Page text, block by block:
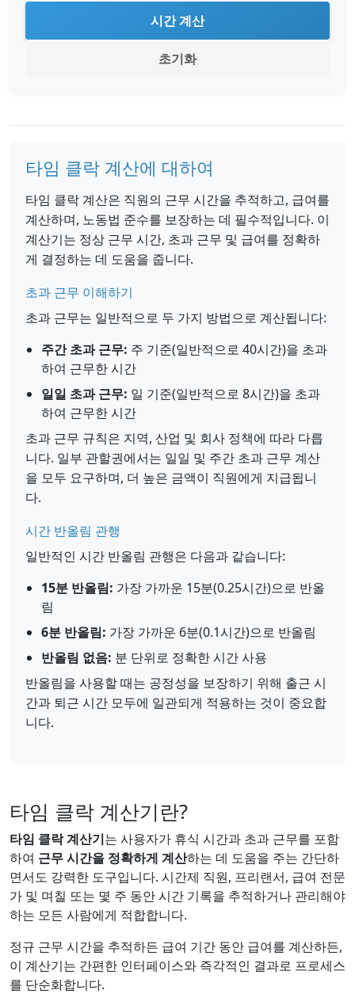
시간 계산
초기화
타임 클락 계산에 대하여
타임 클락 계산은 직원의 근무 시간을 추적하고, 급여를
계산하며, 노동법 준수를 보장하는 데 필수적입니다. 이
계산기는 정상 근무 시간, 초과 근무 및 급여를 정확하
게 결정하는 데 도움을 줍니다.
초과 근무 이해하기
초과 근무는 일반적으로 두 가지 방법으로 계산됩니다:
주간 초과 근무: 주 기준(일반적으로 40시간)을 초과
하여 근무한 시간
일일 초과 근무: 일 기준(일반적으로 8시간)을 초과
하여 근무한 시간
초과 근무 규칙은 지역, 산업 및 회사 정책에 따라 다릅
니다. 일부 관할권에서는 일일 및 주간 초과 근무 계산
을 모두 요구하며, 더 높은 금액이 직원에게 지급됩니
다.
시간 반올림 관행
일반적인 시간 반올림 관행은 다음과 같습니다:
15분 반올림: 가장 가까운 15분(0.25시간)으로 반올
림
6분 반올림: 가장 가까운 6분(0.1시간)으로 반올림
반올림 없음: 분 단위로 정확한 시간 사용
반올림을 사용할 때는 공정성을 보장하기 위해 출근 시
간과 퇴근 시간 모두에 일관되게 적용하는 것이 중요합
니다.
타임 클락 계산기란?
타임 클락 계산기는 사용자가 휴식 시간과 초과 근무를 포함
하여 근무 시간을 정확하게 계산하는 데 도움을 주는 간단하
면서도 강력한 도구입니다. 시간제 직원, 프리랜서, 급여 전문
가 및 며칠 또는 몇 주 동안 시간 기록을 추적하거나 관리해야
하는 모든 사람에게 적합합니다.
정규 근무 시간을 추적하든 급여 기간 동안 급여를 계산하든,
이 계산기는 간편한 인터페이스와 즉각적인 결과로 프로세스
를 단순화합니다.